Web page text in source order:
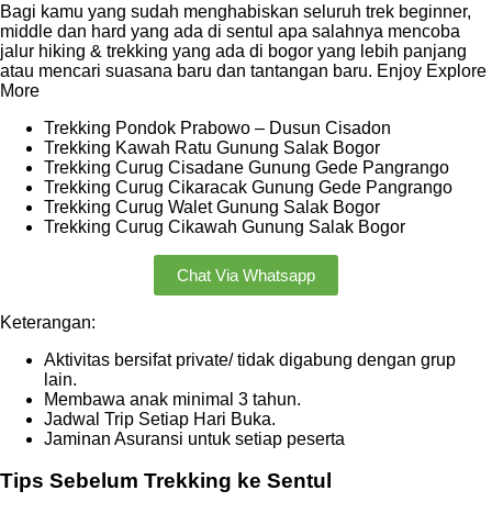
Bagi kamu yang sudah menghabiskan seluruh trek beginner,
middle dan hard yang ada di sentul apa salahnya mencoba
jalur hiking & trekking yang ada di bogor yang lebih panjang
atau mencari suasana baru dan tantangan baru. Enjoy Explore
More
Trekking Pondok Prabowo – Dusun Cisadon
Trekking Kawah Ratu Gunung Salak Bogor
Trekking Curug Cisadane Gunung Gede Pangrango
Trekking Curug Cikaracak Gunung Gede Pangrango
Trekking Curug Walet Gunung Salak Bogor
Trekking Curug Cikawah Gunung Salak Bogor
Chat Via Whatsapp
Keterangan:
Aktivitas bersifat private/ tidak digabung dengan grup
lain.
Membawa anak minimal 3 tahun.
Jadwal Trip Setiap Hari Buka.
Jaminan Asuransi untuk setiap peserta
Tips Sebelum Trekking ke Sentul